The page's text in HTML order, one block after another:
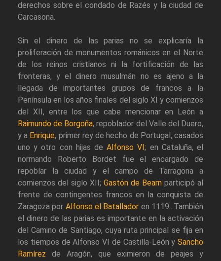
derechos sobre el condado de Razés y la ciudad de
Carcasona.
Sin el dinero de las parias no se explicaría la
proliferación de monumentos románicos en el Norte
de los reinos cristianos ni la fortificación de las
fronteras, y el dinero musulmán no es ajeno a la
llegada de importantes grupos de francos a la
Península en los años finales del siglo XI y comienzos
del XII, entre los que cabe mencionar en León a
Raimundo de Borgoña, repoblador del Valle del Duero,
y a Enrique, primer rey de hecho de Portugal, casados
uno y otro con hijas deAlfonso VI; en Cataluña, el
normando Roberto Bordet fue el encargado de
repoblar la ciudad y el campo de Tarragona a
comienzos del siglo XII; Gastón de Bearn participó al
frente de contingentes francos en la conquista de
Zaragoza por Alfonso el Batallador en 1119...También
el dinero de las parias es importante en la activación
del Camino de Santiago, cuya ruta principal se fija en
los tiempos de Alfonso VI de Castilla-León y Sancho
Ramírez de Aragón, que eximieron de peajes y